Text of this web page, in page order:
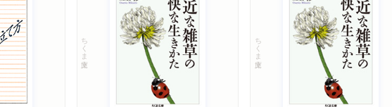
ちくま文庫 ちくま文庫